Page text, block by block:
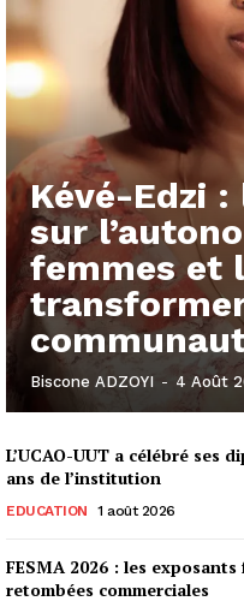
Kévé-Edzi :
sur
femmes et
Biscone ADZOYI - 4 Août
L’UCAO-UUT a célébré ses
ans de l’institution
EDUCATION 1 août 2026
FESMA 2026 : les
retombées commerciales